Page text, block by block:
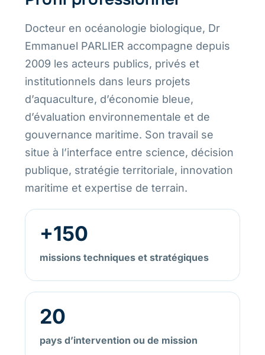
Docteur en océanologie biologique, Dr
Emmanuel PARLIER accompagne depuis
2009 les acteurs publics, privés et
institutionnels dans leurs projets
d’aquaculture, d’économie bleue,
d’évaluation environnementale et de
gouvernance maritime. Son travail se
situe à l’interface entre science, décision
publique, stratégie territoriale, innovation
maritime et expertise de terrain.
+150
missions techniques et stratégiques
20
pays d’intervention ou de mission